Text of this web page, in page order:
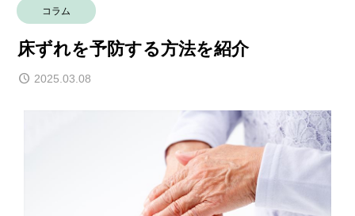
コラム
床ずれを予防する方法を紹介
2025.03.08